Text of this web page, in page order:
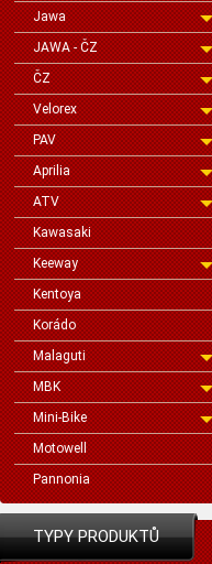
Jawa
JAWA - ČZ
ČZ
Velorex
PAV
Aprilia
ATV
Kawasaki
Keeway
Kentoya
Korádo
Malaguti
MBK
Mini-Bike
Motowell
Pannonia
TYPY PRODUKTŮ